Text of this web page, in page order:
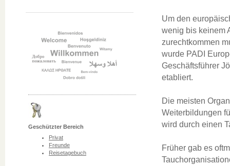
Geschützter Bereich
Privat
Freunde
Reisetagebuch
Um den
wenig bis keinem
zurechtkommen
wurde PADI
Geschäftsführer
etabliert.
Die meisten
Weiterbildungen
wird durch einen
Früher gab es